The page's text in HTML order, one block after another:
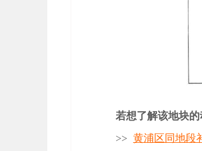
若想了解该地块
>> 黄浦区同地段